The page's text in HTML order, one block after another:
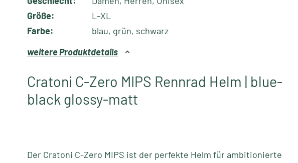
Größe:
L-XL
Farbe:
blau, grün, schwarz
weitere Produktdetails
Cratoni C-Zero MIPS Rennrad Helm | blue-
black glossy-matt
Der Cratoni C-Zero MIPS ist der perfekte Helm für ambitionierte